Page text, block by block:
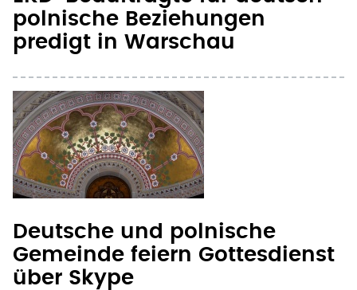
polnische Beziehungen
predigt in Warschau
Deutsche und polnische
Gemeinde feiern Gottesdienst
über Skype